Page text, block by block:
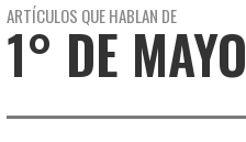
ARTÍCULOS QUE HABLAN DE
1° DE MAYO